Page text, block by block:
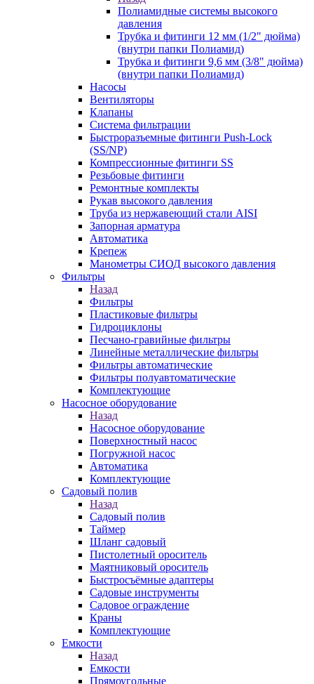
Полиамидные системы высокого
давления
Трубка и фитинги 12 мм (1/2" дюйма)
(внутри папки Полиамид)
Трубка и фитинги 9,6 мм (3/8" дюйма)
(внутри папки Полиамид)
Насосы
Вентиляторы
Клапаны
Система фильтрации
Быстроразъемные фитинги Push-Lock
(SS/NP)
Компрессионные фитинги SS
Резьбовые фитинги
Ремонтные комплекты
Рукав высокого давления
Труба из нержавеющий стали AISI
Запорная арматура
Автоматика
Крепеж
Манометры СИОД высокого давления
Фильтры
Назад
Фильтры
Пластиковые фильтры
Гидроциклоны
Песчано-гравийные фильтры
Линейные металлические фильтры
Фильтры автоматические
Фильтры полуавтоматические
Комплектующие
Насосное оборудование
Назад
Насосное оборудование
Поверхностный насос
Погружной насос
Автоматика
Комплектующие
Садовый полив
Назад
Садовый полив
Таймер
Шланг садовый
Пистолетный ороситель
Маятниковый ороситель
Быстросъёмные адаптеры
Садовые инструменты
Садовое ограждение
Краны
Комплектующие
Емкости
Назад
Емкости
Прямоугольные